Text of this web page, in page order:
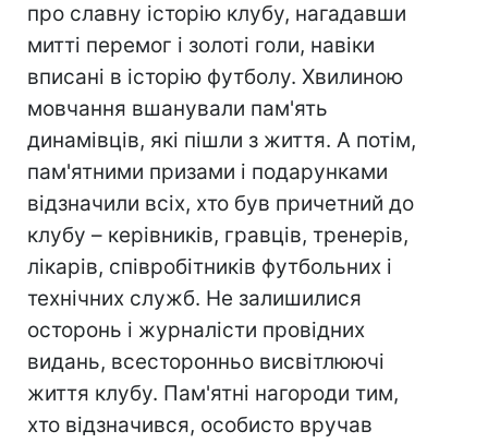
про славну історію клубу, нагадавши
митті перемог і золоті голи, навіки
вписані в історію футболу. Хвилиною
мовчання вшанували пам'ять
динамівців, які пішли з життя. А потім,
пам'ятними призами і подарунками
відзначили всіх, хто був причетний до
клубу – керівників, гравців, тренерів,
лікарів, співробітників футбольних і
технічних служб. Не залишилися
осторонь і журналісти провідних
видань, всесторонньо висвітлюючі
життя клубу. Пам'ятні нагороди тим,
хто відзначився, особисто вручав